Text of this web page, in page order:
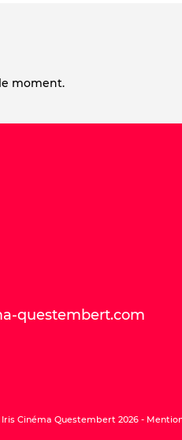
moment.
questembert.com
Cinéma Questembert 2026 -